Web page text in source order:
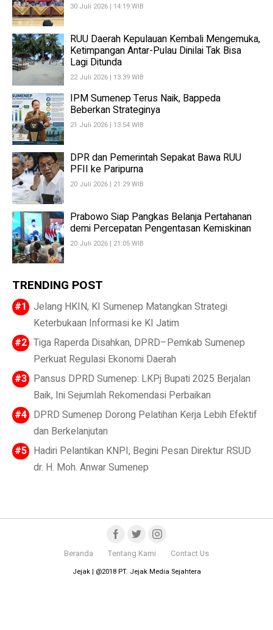
30 Juli 2026 | 14:19 WIB
RUU Daerah Kepulauan Kembali Mengemuka,
Ketimpangan Antar-Pulau Dinilai Tak Bisa
Lagi Ditunda
22 Juli 2026 | 13:39 WIB
IPM Sumenep Terus Naik, Bappeda
Beberkan Strateginya
21 Juli 2026 | 13:54 WIB
DPR dan Pemerintah Sepakat Bawa RUU
PFII ke Paripurna
20 Juli 2026 | 21:29 WIB
Prabowo Siap Pangkas Belanja Pertahanan
demi Percepatan Pengentasan Kemiskinan
20 Juli 2026 | 21:05 WIB
TRENDING POST
Jelang HKIN, KI Sumenep Matangkan Strategi
Keterbukaan Informasi ke KI Jatim
Tiga Raperda Disahkan, DPRD–Pemkab Sumenep
Perkuat Regulasi Ekonomi Daerah
Pansus DPRD Sumenep: LKPj Bupati 2025 Berjalan
Baik, Ini Sejumlah Rekomendasi Perbaikan
DPRD Sumenep Dorong Pelatihan Kerja Lebih Efektif
dan Berkelanjutan
Hadiri Pelantikan KNPI, Begini Pesan Direktur RSUD
dr. H. Moh. Anwar Sumenep
Beranda Tentang Kami Contact Us
Jejak | @2018 PT. Jejak Media Sejahtera